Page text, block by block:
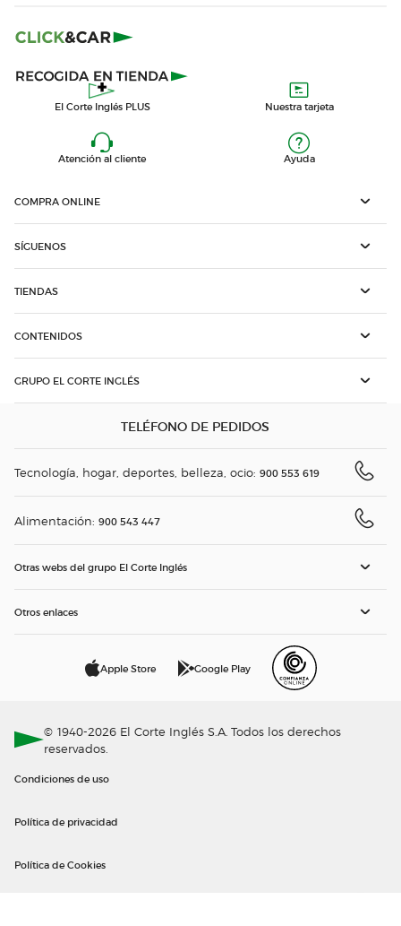
El Corte Inglés PLUS Nuestra tarjeta
Atención al cliente Ayuda
COMPRA ONLINE
SÍGUENOS
TIENDAS
CONTENIDOS
GRUPO EL CORTE INGLÉS
TELÉFONO DE PEDIDOS
Tecnología, hogar, deportes, belleza, ocio: 900 553 619
Alimentación: 900 543 447
Otras webs del grupo El Corte Inglés
Otros enlaces
Apple Store Google Play
© 1940-2026 El Corte Inglés S.A. Todos los derechos
reservados.
Condiciones de uso
Política de privacidad
Política de Cookies